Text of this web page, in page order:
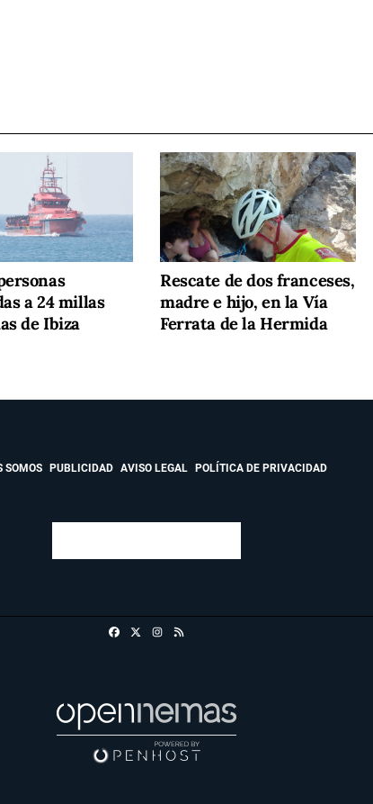
a 24 millas
de Ibiza
Rescate de dos franceses,
madre e hijo, en la Vía
Ferrata de la Hermida
SOMOS PUBLICIDAD AVISO LEGAL POLÍTICA DE PRIVACIDAD
FacebookInstagram